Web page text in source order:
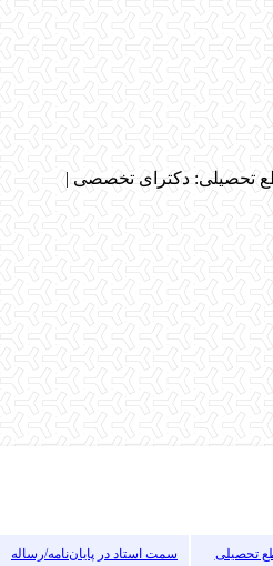
تحصیلی: دکترای تخصصی |
تحصیلی سمت استاد در پایان‌نامه/رساله